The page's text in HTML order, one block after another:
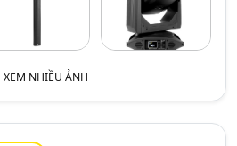
XEM NHIỀU ẢNH